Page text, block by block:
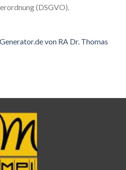
(DSGVO).
von RA Dr. Thomas